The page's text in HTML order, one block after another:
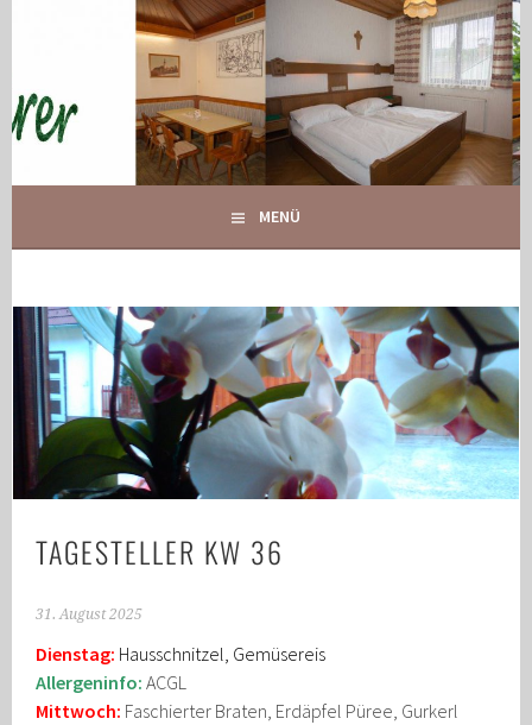
GASTHOF MAURER
IHR GASTHOF IN GLOGGNITZ
MENÜ
TAGESTELLER KW 36
31. August 2025
Dienstag: Hausschnitzel, Gemüsereis
Allergeninfo:ACGL
Mittwoch: Faschierter Braten, Erdäpfel Püree, Gurkerl